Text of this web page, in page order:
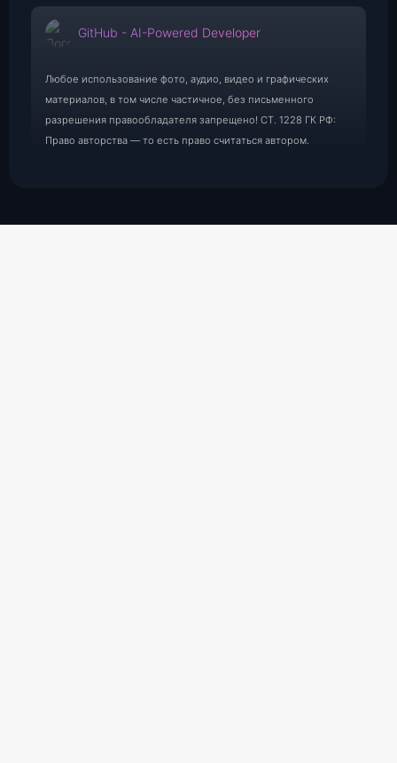
GitHub - AI-Powered Developer
Любое использование фото, аудио, видео и графических
материалов, в том числе частичное, без письменного
разрешения правообладателя запрещено! СТ. 1228 ГК РФ:
Право авторства — то есть право считаться автором.